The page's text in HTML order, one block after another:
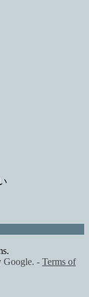
Google. - Terms of